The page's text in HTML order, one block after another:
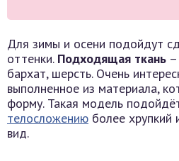
Для зимы и осени подойдут
оттенки. Подходящая ткань
бархат, шерсть. Очень
выполненное из материала,
форму. Такая модель
телосложению более хрупкий
вид.